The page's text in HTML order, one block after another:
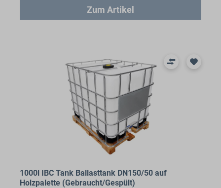
Zum Artikel
1000l IBC Tank Ballasttank DN150/50 auf
Holzpalette (Gebraucht/Gespült)